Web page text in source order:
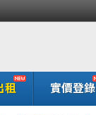
租 實價登錄